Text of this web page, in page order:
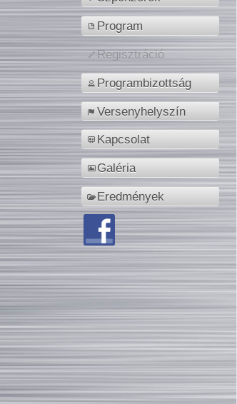
Program
Regisztráció
Programbizottság
Versenyhelyszín
Kapcsolat
Galéria
Eredmények